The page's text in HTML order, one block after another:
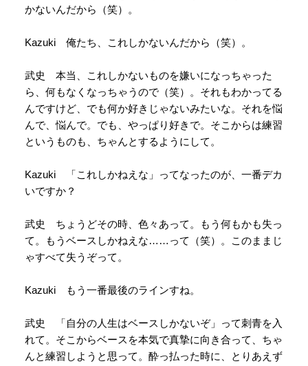
かないんだから（笑）。
Kazuki 俺たち、これしかないんだから（笑）。
武史 本当、これしかないものを嫌いになっちゃった
ら、何もなくなっちゃうので（笑）。それもわかってる
んですけど、でも何か好きじゃないみたいな。それを悩
んで、悩んで。でも、やっぱり好きで。そこからは練習
というものも、ちゃんとするようにして。
Kazuki 「これしかねえな」ってなったのが、一番デカ
いですか？
武史 ちょうどその時、色々あって。もう何もかも失っ
て。もうベースしかねえな……って（笑）。このままじ
ゃすべて失うぞって。
Kazuki もう一番最後のラインすね。
武史 「自分の人生はベースしかないぞ」って刺青を入
れて。そこからベースを本気で真摯に向き合って、ちゃ
んと練習しようと思って。酔っ払った時に、とりあえず